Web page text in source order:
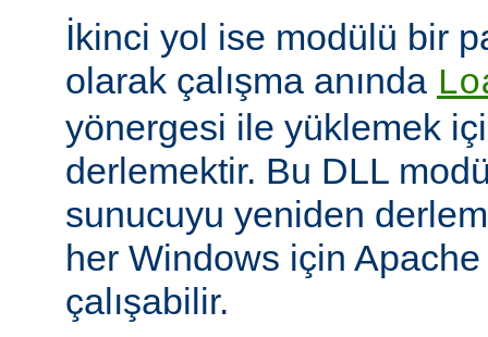
İkinci yol ise modülü bir
olarak çalışma anında
yönergesi ile yüklemek
derlemektir. Bu DLL
sunucuyu yeniden
her Windows için
çalışabilir.